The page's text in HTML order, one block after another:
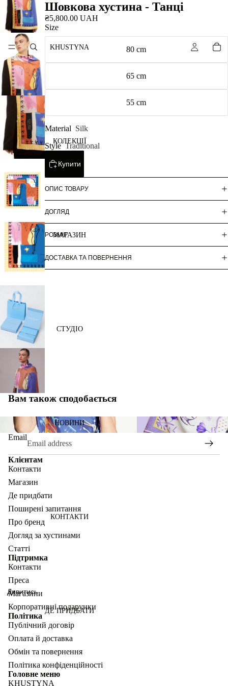
KHUSTYNA
КОЛЕКЦІЇ
МАГАЗИН
СТУДІО
НОВИНИ
КОНТАКТИ
ДЕ ПРИДБАТИ
Дивитись
Шовкова хустина - Танці
₴5,800.00 UAH
Size
80 cm
65 cm
55 cm
Material Silk
Style Traditional
Купити
ОПИС ТОВАРУ
ДОГЛЯД
РОЗМІР
ДОСТАВКА ТА ПОВЕРНЕННЯ
Вам також сподобається
ARTNATION
COLLABORATIONS
Email
Клієнтам
Контакти
Магазин
Де придбати
Поширені запитання
Про бренд
Догляд за хустинами
Статті
Підтримка
Контакти
Преса
Магазини
Корпоративні подарунки
Політика
Публічний договір
Оплата й доставка
Обмін та повернення
Політика конфіденційності
Головне меню
KHUSTYNA